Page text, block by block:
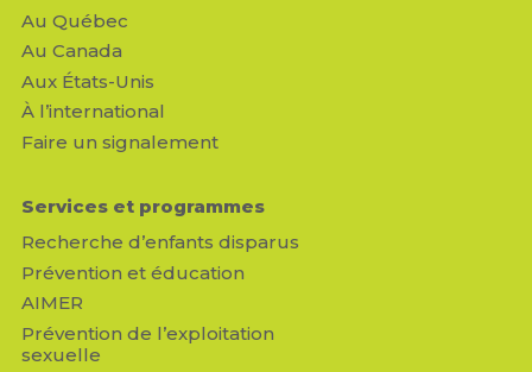
Au Québec
Au Canada
Aux États-Unis
À l’international
Faire un signalement
Services et programmes
Recherche d’enfants disparus
Prévention et éducation
AIMER
Prévention de l’exploitation
sexuelle